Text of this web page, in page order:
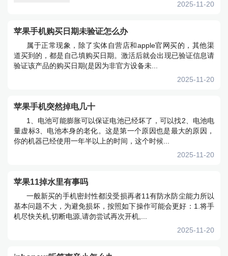
2025-11-20
苹果手机购买日期未验证怎么办
属于正常现象，除了实体自营店和apple官网买的，其他渠
道买到的，都是自己填购买日期。激活后就会出现已验证信息请
验证该产品的购买日期(是因为非官方设备未...
2025-11-20
苹果手机突然掉电几十
1、电池可能膨胀可以保证电池已经坏了，可以找2、电池电
量虚标3、电池本身的老化。这是第一个原因也是最大的原因，
你的机器已经使用一年半以上的时间，这个时候...
2025-11-20
苹果11掉水里有事吗
一般新买的手机密封性都没受损再者11有防水防尘能力所以
基本问题不大，为避免损坏，按照如下操作可能会更好：1.将手
机尽快关机,切断电源,请勿尝试再次开机,...
2025-11-20